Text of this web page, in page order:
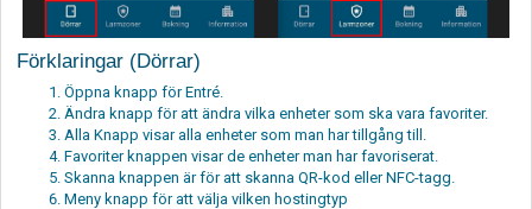
Förklaringar (Dörrar)
Öppna knapp för Entré.
Ändra knapp för att ändra vilka enheter som ska vara favoriter.
Alla Knapp visar alla enheter som man har tillgång till.
Favoriter knappen visar de enheter man har favoriserat.
Skanna knappen är för att skanna QR-kod eller NFC-tagg.
Meny knapp för att välja vilken hostingtyp